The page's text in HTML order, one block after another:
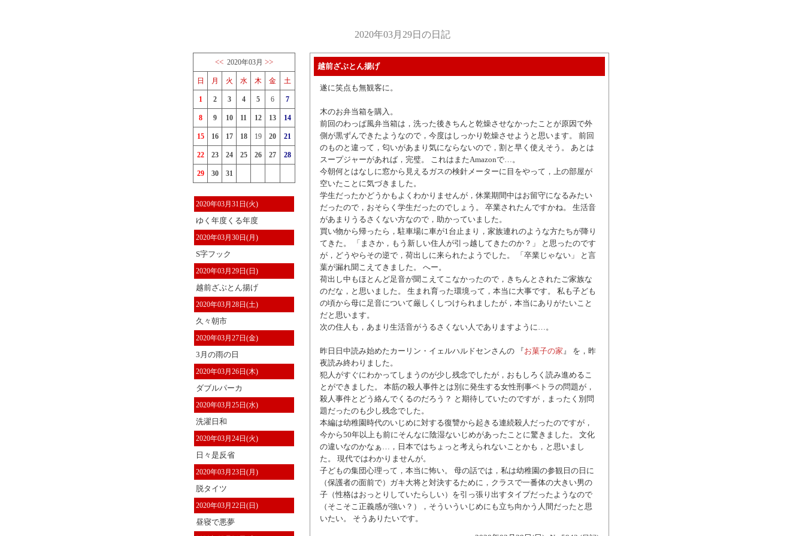
2020年03月29日の日記
<< 2020年03月 >>
日 月 火 水 木 金 土
1 2 3 4 5 6 7
8 9 10 11 12 13 14
15 16 17 18 19 20 21
22 23 24 25 26 27 28
29 30 31
2020年03月31日(火)
ゆく年度くる年度
2020年03月30日(月)
S字フック
2020年03月29日(日)
越前ざぶとん揚げ
2020年03月28日(土)
久々朝市
2020年03月27日(金)
3月の雨の日
2020年03月26日(木)
ダブルパーカ
2020年03月25日(水)
洗濯日和
2020年03月24日(火)
日々是反省
2020年03月23日(月)
脱タイツ
2020年03月22日(日)
昼寝で悪夢
越前ざぶとん揚げ
遂に笑点も無観客に。
木のお弁当箱を購入。
前回のわっぱ風弁当箱は，洗った後きちんと乾燥させなかったことが原因で外
側が黒ずんできたようなので，今度はしっかり乾燥させようと思います。 前回
のものと違って，匂いがあまり気にならないので，割と早く使えそう。 あとは
スープジャーがあれば，完璧。 これはまたAmazonで…。
今朝何とはなしに窓から見えるガスの検針メーターに目をやって，上の部屋が
空いたことに気づきました。
学生だったかどうかもよくわかりませんが，休業期間中はお留守になるみたい
だったので，おそらく学生だったのでしょう。 卒業されたんですかね。 生活音
があまりうるさくない方なので，助かっていました。
買い物から帰ったら，駐車場に車が1台止まり，家族連れのような方たちが降り
てきた。 「まさか，もう新しい住人が引っ越してきたのか？」 と思ったのです
が，どうやらその逆で，荷出しに来られたようでした。 「卒業じゃない」 と言
葉が漏れ聞こえてきました。 へー。
荷出し中もほとんど足音が聞こえてこなかったので，きちんとされたご家族な
のだな，と思いました。 生まれ育った環境って，本当に大事です。 私も子ども
の頃から母に足音について厳しくしつけられましたが，本当にありがたいこと
だと思います。
次の住人も，あまり生活音がうるさくない人でありますように…。
昨日日中読み始めたカーリン・イェルハルドセンさんの 『お菓子の家』 を，昨
夜読み終わりました。
犯人がすぐにわかってしまうのが少し残念でしたが，おもしろく読み進めるこ
とができました。 本筋の殺人事件とは別に発生する女性刑事ペトラの問題が，
殺人事件とどう絡んでくるのだろう？ と期待していたのですが，まったく別問
題だったのも少し残念でした。
本編は幼稚園時代のいじめに対する復讐から起きる連続殺人だったのですが，
今から50年以上も前にそんなに陰湿ないじめがあったことに驚きました。 文化
の違いなのかなぁ…，日本ではちょっと考えられないことかも，と思いまし
た。 現代ではわかりませんが。
子どもの集団心理って，本当に怖い。 母の話では，私は幼稚園の参観日の日に
（保護者の面前で）ガキ大将と対決するために，クラスで一番体の大きい男の
子（性格はおっとりしていたらしい）を引っ張り出すタイプだったようなので
（そこそこ正義感が強い？），そういういじめにも立ち向かう人間だったと思
いたい。 そうありたいです。